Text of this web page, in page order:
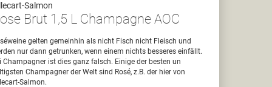
Salmon
Brut 1,5 L Champagne AOC
gelten gemeinhin als nicht Fisch nicht Fleisch und
nur dann getrunken, wenn einem nichts besseres einfällt.
Champagner ist dies ganz falsch. Einige der besten un
Champagner der Welt sind Rosé, z.B. der hier von
Salmon.